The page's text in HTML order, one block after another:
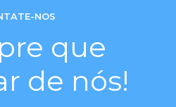
NOS
que
de nós!